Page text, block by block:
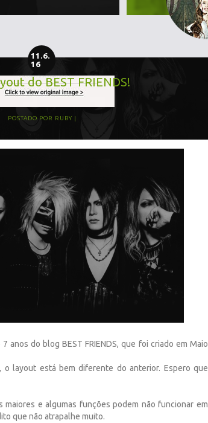
11.6.
16
do BEST FRIENDS!
POSTADO POR RUBY
anos do blog BEST FRIENDS, que foi criado em Maio
o layout está bem diferente do anterior. Espero que
maiores e algumas funções podem não funcionar em
que não atrapalhe muito.